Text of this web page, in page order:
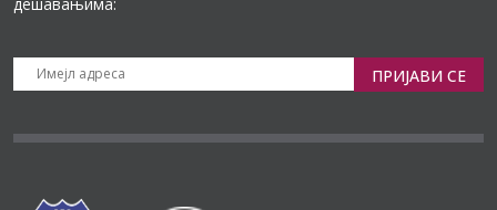
ПРИЈАВИ СЕ